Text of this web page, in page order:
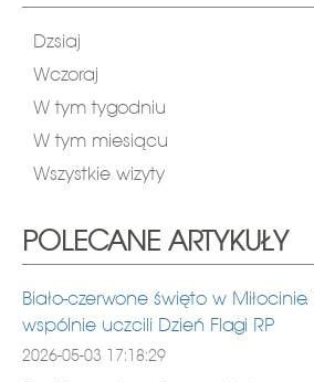
Dzsiaj
Wczoraj
W tym tygodniu
W tym miesiącu
Wszystkie wizyty
POLECANE ARTYKUŁY
Biało-czerwone święto w
wspólnie uczcili Dzień Flagi RP
2026-05-03 17:18:29